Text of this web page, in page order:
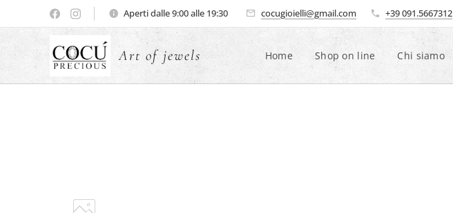
Aperti dalle 9:00 alle 19:30 cocugioielli@gmail.com +39 091.5667312
Art of jewels Home Shop on line Chi siamo